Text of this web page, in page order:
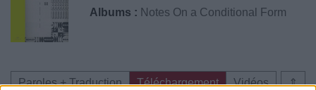
Albums : Notes On a Conditional Form
⇑
Paroles + Traduction Téléchargement
Vidéos